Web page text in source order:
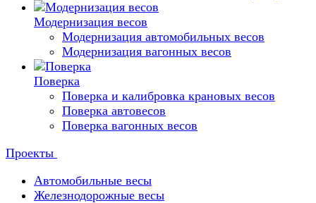
Модернизация весов
Модернизация автомобильных весов
Модернизация вагонных весов
Поверка
Поверка и калибровка крановых весов
Поверка автовесов
Поверка вагонных весов
Проекты
Автомобильные весы
Железнодорожные весы